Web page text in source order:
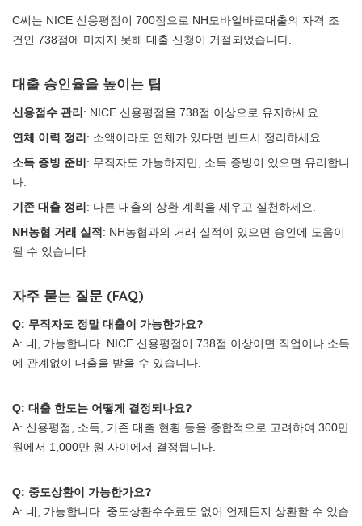
C씨는 NICE 신용평점이 700점으로 NH모바일바로대출의 자격 조
건인 738점에 미치지 못해 대출 신청이 거절되었습니다.
대출 승인율을 높이는 팁
신용점수 관리 : NICE 신용평점을 738점 이상으로 유지하세요.
연체 이력 정리 : 소액이라도 연체가 있다면 반드시 정리하세요.
소득 증빙 준비 : 무직자도 가능하지만, 소득 증빙이 있으면 유리합니
다.
기존 대출 정리 : 다른 대출의 상환 계획을 세우고 실천하세요.
NH농협 거래 실적 : NH농협과의 거래 실적이 있으면 승인에 도움이
될 수 있습니다.
자주 묻는 질문 (FAQ)
Q: 무직자도 정말 대출이 가능한가요?
A: 네, 가능합니다. NICE 신용평점이 738점 이상이면 직업이나 소득
에 관계없이 대출을 받을 수 있습니다.
Q: 대출 한도는 어떻게 결정되나요?
A: 신용평점, 소득, 기존 대출 현황 등을 종합적으로 고려하여 300만
원에서 1,000만 원 사이에서 결정됩니다.
Q: 중도상환이 가능한가요?
A: 네, 가능합니다. 중도상환수수료도 없어 언제든지 상환할 수 있습